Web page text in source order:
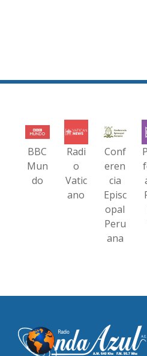
BBC
Mun
do
Radi
o
Vatic
ano
Conf
eren
cia
Episc
opal
Peru
ana